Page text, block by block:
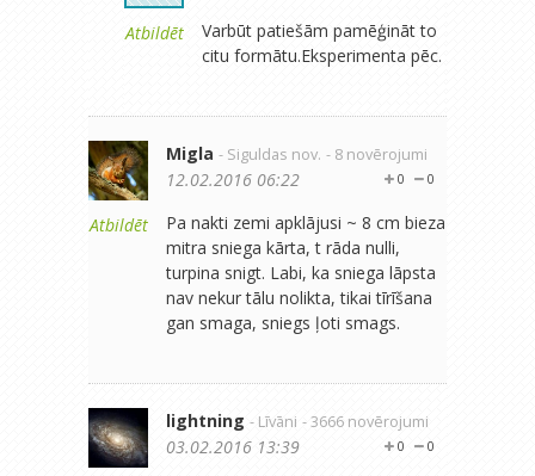
Atbildēt
Varbūt patiešām pamēģināt to
citu formātu.Eksperimenta pēc.
Atbildēt
Migla - Siguldas nov. - 8 novērojumi
0
0
12.02.2016 06:22
Pa nakti zemi apklājusi ~ 8 cm bieza
mitra sniega kārta, t rāda nulli,
turpina snigt. Labi, ka sniega lāpsta
nav nekur tālu nolikta, tikai tīrīšana
gan smaga, sniegs ļoti smags.
lightning - Līvāni - 3666 novērojumi
0
0
03.02.2016 13:39